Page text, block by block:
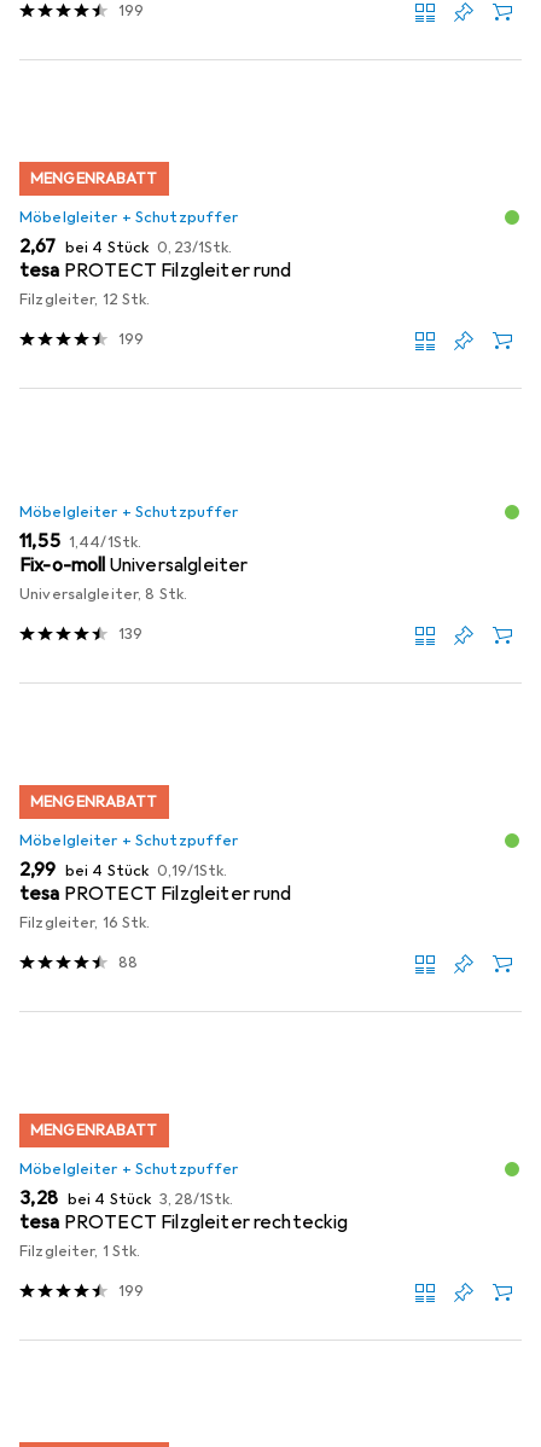
199
MENGENRABATT
Möbelgleiter + Schutzpuffer
EUR
2,67 bei 4 Stück EUR
0,23/1Stk.
tesa PROTECT Filzgleiter rund
Filzgleiter, 12 Stk.
199
Möbelgleiter + Schutzpuffer
EUR
11,55 EUR
1,44/1Stk.
Fix-o-moll Universalgleiter
Universalgleiter, 8 Stk.
139
MENGENRABATT
Möbelgleiter + Schutzpuffer
EUR
2,99 bei 4 Stück EUR
0,19/1Stk.
tesa PROTECT Filzgleiter rund
Filzgleiter, 16 Stk.
88
MENGENRABATT
Möbelgleiter + Schutzpuffer
EUR
3,28 bei 4 Stück EUR
3,28/1Stk.
tesa PROTECT Filzgleiter rechteckig
Filzgleiter, 1 Stk.
199